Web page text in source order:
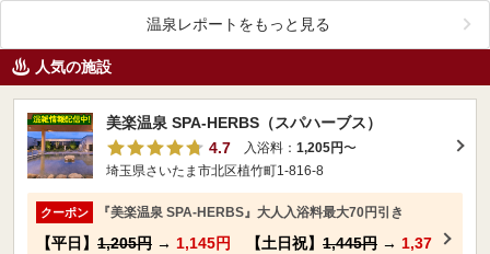
温泉レポートをもっと見る
人気の施設
美楽温泉 SPA-HERBS（スパハーブス）
4.7
入浴料： 1,205円〜
埼玉県さいたま市北区植竹町1-816-8
クーポン 『美楽温泉 SPA-HERBS』大人入浴料最大70円引き
【平日】 1,205円 → 1,145円 【土日祝】 1,445円 → 1,37